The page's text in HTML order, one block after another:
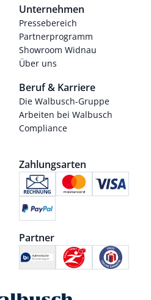
Unternehmen
Pressebereich
Partnerprogramm
Showroom Widnau
Über uns
Beruf & Karriere
Die Walbusch-Gruppe
Arbeiten bei Walbusch
Compliance
Zahlungsarten
Partner